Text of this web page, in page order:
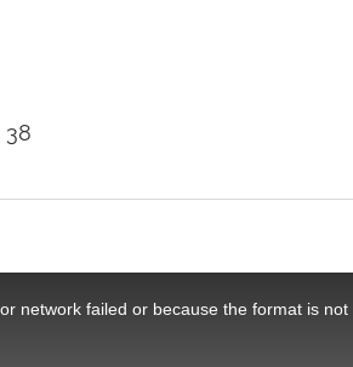
38
network failed or because the format is not